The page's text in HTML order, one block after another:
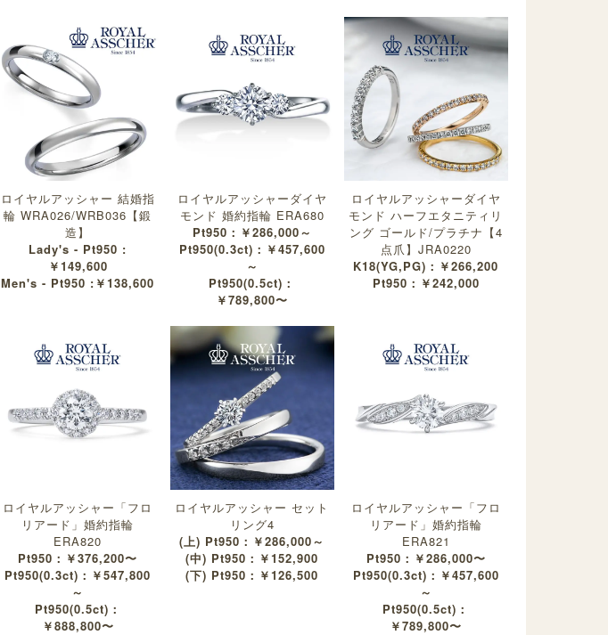
ロイヤルアッシャー 結婚指
輪 WRA026/WRB036【鍛
造】
Lady's - Pt950 :
￥149,600
Men's - Pt950 :￥138,600
ロイヤルアッシャーダイヤ
モンド 婚約指輪 ERA680
Pt950：￥286,000～
Pt950(0.3ct)：￥457,600
～
Pt950(0.5ct)：
￥789,800〜
ロイヤルアッシャーダイヤ
モンド ハーフエタニティリ
ング ゴールド/プラチナ【4
点爪】JRA0220
K18(YG,PG)：￥266,200
Pt950：￥242,000
ロイヤルアッシャー「フロ
リアード」婚約指輪
ERA820
Pt950：￥376,200〜
Pt950(0.3ct)：￥547,800
～
Pt950(0.5ct)：
￥888,800〜
ロイヤルアッシャー セット
リング4
(上) Pt950：￥286,000～
(中) Pt950：￥152,900
(下) Pt950：￥126,500
ロイヤルアッシャー「フロ
リアード」婚約指輪
ERA821
Pt950：￥286,000〜
Pt950(0.3ct)：￥457,600
～
Pt950(0.5ct)：
￥789,800〜